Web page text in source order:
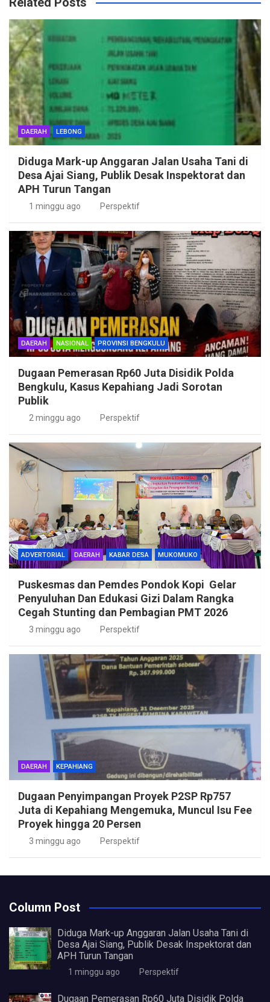
DAERAH LEBONG
Diduga Mark-up Anggaran Jalan Usaha Tani di
Desa Ajai Siang, Publik Desak Inspektorat dan
APH Turun Tangan
1 minggu ago Perspektif
DAERAH NASIONAL PROVINSI BENGKULU
Dugaan Pemerasan Rp60 Juta Disidik Polda
Bengkulu, Kasus Kepahiang Jadi Sorotan
Publik
2 minggu ago Perspektif
ADVERTORIAL DAERAH KABAR DESA MUKOMUKO
Puskesmas dan Pemdes Pondok Kopi Gelar
Penyuluhan Dan Edukasi Gizi Dalam Rangka
Cegah Stunting dan Pembagian PMT 2026
3 minggu ago Perspektif
DAERAH KEPAHIANG
Dugaan Penyimpangan Proyek P2SP Rp757
Juta di Kepahiang Mengemuka, Muncul Isu Fee
Proyek hingga 20 Persen
3 minggu ago Perspektif
Column Post
Diduga Mark-up Anggaran Jalan Usaha Tani di
Desa Ajai Siang, Publik Desak Inspektorat dan
APH Turun Tangan
1 minggu ago Perspektif
Dugaan Pemerasan Rp60 Juta Disidik Polda